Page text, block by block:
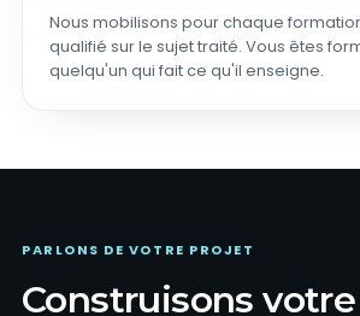
Nous mobilisons pour chaque
qualifié sur le sujet traité. Vous êtes
quelqu'un qui fait ce qu'il enseigne.
PARLONS DE VOTRE PROJET
Construisons votre